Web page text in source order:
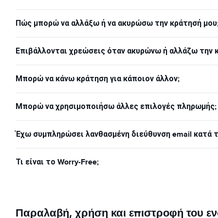
Πώς μπορώ να αλλάξω ή να ακυρώσω την κράτησή
Επιβάλλονται χρεώσεις όταν ακυρώνω ή αλλάζω την
Μπορώ να κάνω κράτηση για κάποιον άλλον;
Μπορώ να χρησιμοποιήσω άλλες επιλογές πληρωμής;
Έχω συμπληρώσει λανθασμένη διεύθυνση email κατά
Τι είναι το Worry-Free;
Παραλαβή, χρήση και επιστροφή του